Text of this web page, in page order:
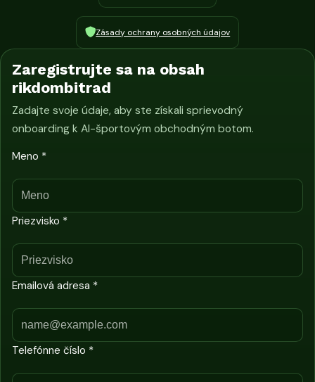
Zásady ochrany osobných údajov
Zaregistrujte sa na obsah
rikdombitrad
Zadajte svoje údaje, aby ste získali sprievodný
onboarding k AI-športovým obchodným botom.
Meno *
Priezvisko *
Emailová adresa *
Telefónne číslo *